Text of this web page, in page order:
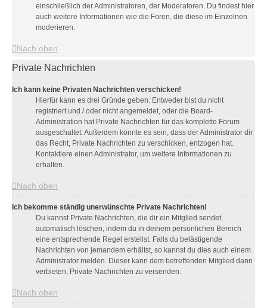
einschließlich der Administratoren, der Moderatoren. Du findest hier
auch weitere Informationen wie die Foren, die diese im Einzelnen
moderieren.
Nach oben
Private Nachrichten
Ich kann keine Privaten Nachrichten verschicken!
Hierfür kann es drei Gründe geben: Entweder bist du nicht
registriert und / oder nicht angemeldet, oder die Board-
Administration hat Private Nachrichten für das komplette Forum
ausgeschaltet. Außerdem könnte es sein, dass der Administrator dir
das Recht, Private Nachrichten zu verschicken, entzogen hat.
Kontaktiere einen Administrator, um weitere Informationen zu
erhalten.
Nach oben
Ich bekomme ständig unerwünschte Private Nachrichten!
Du kannst Private Nachrichten, die dir ein Mitglied sendet,
automatisch löschen, indem du in deinem persönlichen Bereich
eine entsprechende Regel erstellst. Falls du belästigende
Nachrichten von jemandem erhältst, so kannst du dies auch einem
Administrator melden. Dieser kann dem betreffenden Mitglied dann
verbieten, Private Nachrichten zu versenden.
Nach oben